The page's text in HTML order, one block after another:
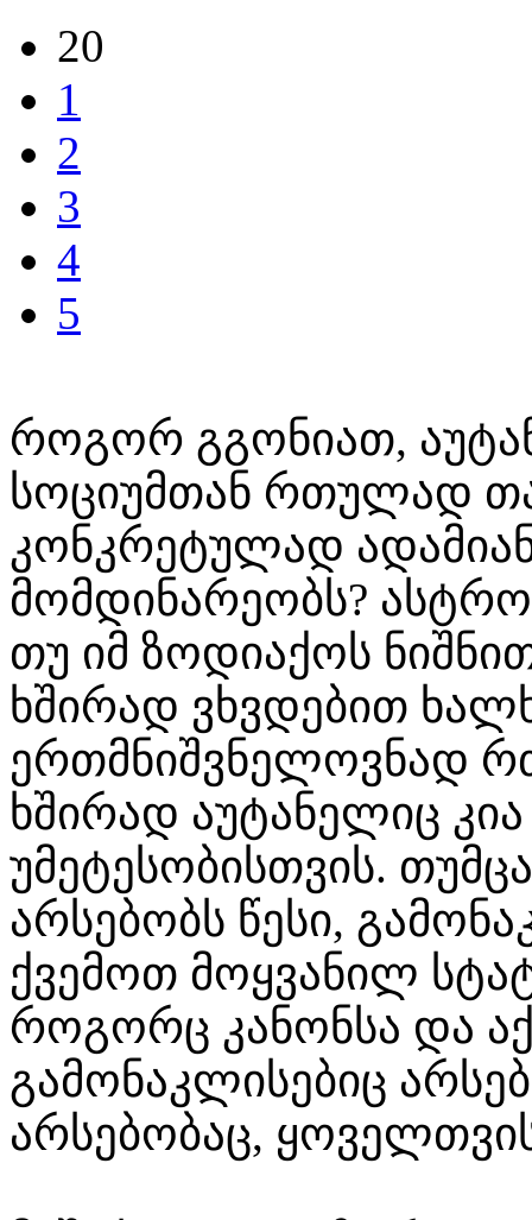
20
1
2
3
4
5
როგორ გგონიათ,
სოციუმთან რთულად
კონკრეტულად
მომდინარეობს?
თუ იმ ზოდიაქოს
ხშირად ვხვდებით
ერთმნიშვნელოვნად
ხშირად აუტანელიც
უმეტესობისთვის.
არსებობს წესი,
ქვემოთ მოყვანილ
როგორც კანონსა და
გამონაკლისებიც
არსებობაც, ყოველთვის